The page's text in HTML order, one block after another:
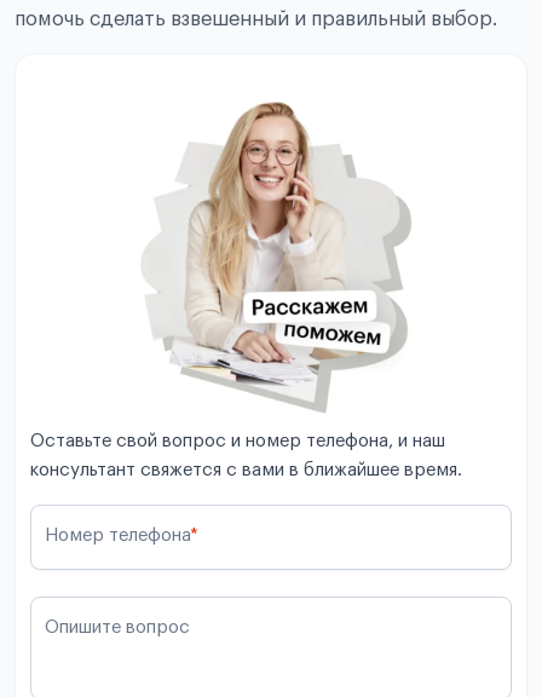
помочь сделать взвешенный и правильный выбор.
Оставьте свой вопрос и номер телефона, и наш
консультант свяжется с вами в ближайшее время.
Номер телефона*
Опишите вопрос